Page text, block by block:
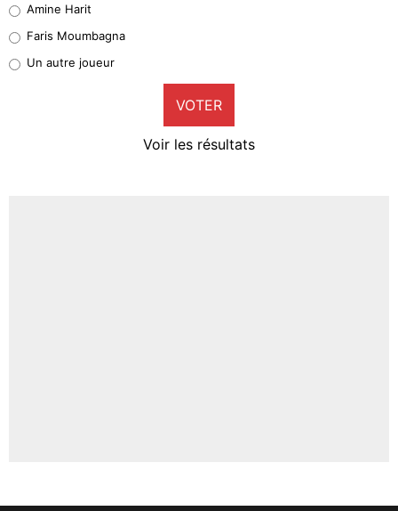
1%
9%
Amine Harit
Faris Moumbagna
Un autre joueur
VOTER
Voir les résultats